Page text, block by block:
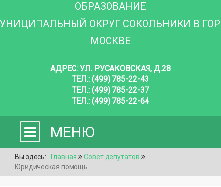
ОБРАЗОВАНИЕ
ОКРУГ СОКОЛЬНИКИ В
МОСКВЕ
АДРЕС: УЛ. РУСАКОВСКАЯ, Д.28
ТЕЛ.: (499) 785-22-43
ТЕЛ.: (499) 785-22-37
ТЕЛ.: (499) 785-22-64
МЕНЮ
Вы здесь: Главная
Совет депутатов
Юридическая помощь